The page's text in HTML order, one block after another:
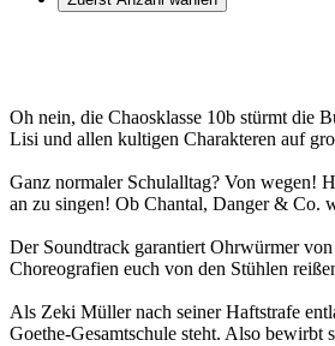
Oh nein, die Chaosklasse 10b stürmt die
Lisi und allen kultigen Charakteren auf
Ganz normaler Schulalltag? Von wegen!
an zu singen! Ob Chantal, Danger & Co.
Der Soundtrack garantiert Ohrwürmer
Choreografien euch von den Stühlen
Als Zeki Müller nach seiner Haftstrafe
Goethe-Gesamtschule steht. Also